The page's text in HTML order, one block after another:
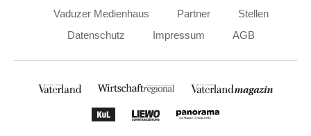
Vaduzer Medienhaus Partner
Stellen
Datenschutz
Impressum AGB